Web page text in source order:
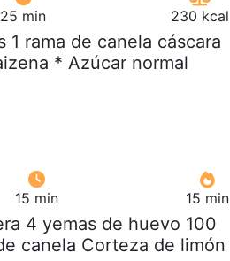
25 min 230 kcal
rama de canela cáscara
* Azúcar normal
15 min 15 min
4 yemas de huevo 100
canela Corteza de limón